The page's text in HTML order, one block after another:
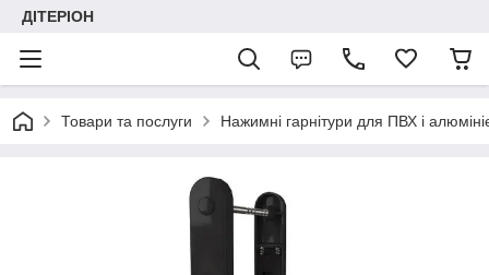
ДІТЕРІОН
Товари та послуги Нажимні гарнітури для ПВХ і